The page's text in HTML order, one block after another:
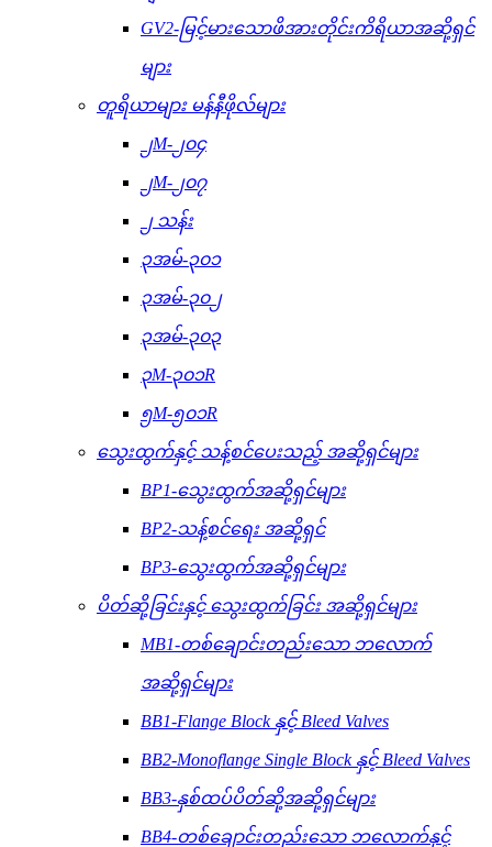
GV2-မြင့်မားသောဖိအားတိုင်းကိရိယာအဆို့ရှင်
များ
တူရိယာများ မန်နီဖိုလ်များ
၂M-၂၀၄
၂M-၂၀၇
၂ သန်း
၃အမ်-၃၀၁
၃အမ်-၃၀၂
၃အမ်-၃၀၃
၃M-၃၀၁R
၅M-၅၀၁R
သွေးထွက်နှင့် သန့်စင်ပေးသည့် အဆို့ရှင်များ
BP1-သွေးထွက်အဆို့ရှင်များ
BP2-သန့်စင်ရေး အဆို့ရှင်
BP3-သွေးထွက်အဆို့ရှင်များ
ပိတ်ဆို့ခြင်းနှင့် သွေးထွက်ခြင်း အဆို့ရှင်များ
MB1-တစ်ချောင်းတည်းသော ဘလောက်
အဆို့ရှင်များ
BB1-Flange Block နှင့် Bleed Valves
BB2-Monoflange Single Block နှင့် Bleed Valves
BB3-နှစ်ထပ်ပိတ်ဆို့အဆို့ရှင်များ
BB4-တစ်ချောင်းတည်းသော ဘလောက်နှင့်